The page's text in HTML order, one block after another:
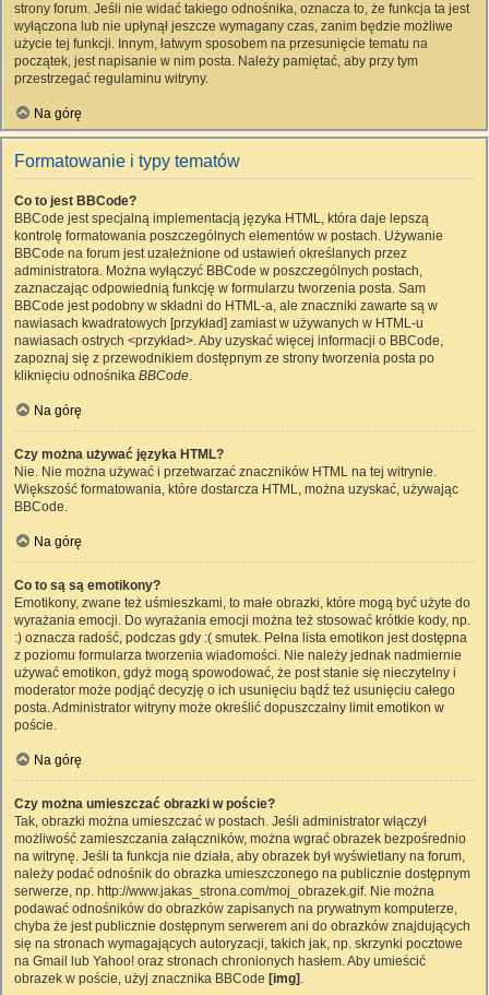
strony forum. Jeśli nie widać takiego odnośnika, oznacza to, że funkcja ta jest
wyłączona lub nie upłynął jeszcze wymagany czas, zanim będzie możliwe
użycie tej funkcji. Innym, łatwym sposobem na przesunięcie tematu na
początek, jest napisanie w nim posta. Należy pamiętać, aby przy tym
przestrzegać regulaminu witryny.
Na górę
Formatowanie i typy tematów
Co to jest BBCode?
BBCode jest specjalną implementacją języka HTML, która daje lepszą
kontrolę formatowania poszczególnych elementów w postach. Używanie
BBCode na forum jest uzależnione od ustawień określanych przez
administratora. Można wyłączyć BBCode w poszczególnych postach,
zaznaczając odpowiednią funkcję w formularzu tworzenia posta. Sam
BBCode jest podobny w składni do HTML-a, ale znaczniki zawarte są w
nawiasach kwadratowych [przykład] zamiast w używanych w HTML-u
nawiasach ostrych <przykład>. Aby uzyskać więcej informacji o BBCode,
zapoznaj się z przewodnikiem dostępnym ze strony tworzenia posta po
kliknięciu odnośnika BBCode.
Na górę
Czy można używać języka HTML?
Nie. Nie można używać i przetwarzać znaczników HTML na tej witrynie.
Większość formatowania, które dostarcza HTML, można uzyskać, używając
BBCode.
Na górę
Co to są są emotikony?
Emotikony, zwane też uśmieszkami, to małe obrazki, które mogą być użyte do
wyrażania emocji. Do wyrażania emocji można też stosować krótkie kody, np.
:) oznacza radość, podczas gdy :( smutek. Pełna lista emotikon jest dostępna
z poziomu formularza tworzenia wiadomości. Nie należy jednak nadmiernie
używać emotikon, gdyż mogą spowodować, że post stanie się nieczytelny i
moderator może podjąć decyzję o ich usunięciu bądź też usunięciu całego
posta. Administrator witryny może określić dopuszczalny limit emotikon w
poście.
Na górę
Czy można umieszczać obrazki w poście?
Tak, obrazki można umieszczać w postach. Jeśli administrator włączył
możliwość zamieszczania załączników, można wgrać obrazek bezpośrednio
na witrynę. Jeśli ta funkcja nie działa, aby obrazek był wyświetlany na forum,
należy podać odnośnik do obrazka umieszczonego na publicznie dostępnym
serwerze, np. http://www.jakas_strona.com/moj_obrazek.gif. Nie można
podawać odnośników do obrazków zapisanych na prywatnym komputerze,
chyba że jest publicznie dostępnym serwerem ani do obrazków znajdujących
się na stronach wymagających autoryzacji, takich jak, np. skrzynki pocztowe
na Gmail lub Yahoo! oraz stronach chronionych hasłem. Aby umieścić
obrazek w poście, użyj znacznika BBCode [img] .